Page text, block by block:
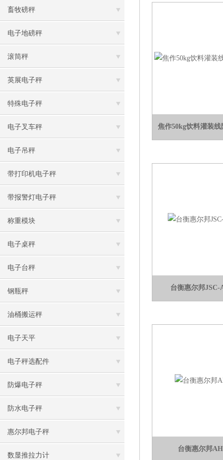
畜牧磅秤
电子地磅秤
滚筒秤
英展电子秤
特殊电子秤
电子叉车秤
电子吊秤
带打印机电子秤
带报警灯电子秤
称重模块
电子桌秤
电子台秤
钢瓶秤
油桶搬运秤
电子天平
电子秤选配件
防爆电子秤
防水电子秤
惠尔邦电子秤
数显推拉力计
焦作50kg饮料灌装
台衡惠尔邦JSC-
台衡惠尔邦